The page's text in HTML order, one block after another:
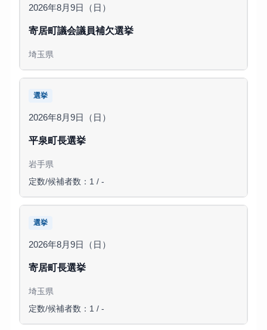
2026年8月9日（日）
寄居町議会議員補欠選挙
埼玉県
選挙
2026年8月9日（日）
平泉町長選挙
岩手県
定数/候補者数：1 / -
選挙
2026年8月9日（日）
寄居町長選挙
埼玉県
定数/候補者数：1 / -